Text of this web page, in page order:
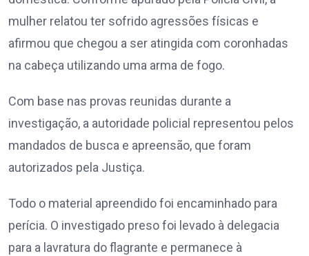
mulher relatou ter sofrido agressões físicas e
afirmou que chegou a ser atingida com coronhadas
na cabeça utilizando uma arma de fogo.
Com base nas provas reunidas durante a
investigação, a autoridade policial representou pelos
mandados de busca e apreensão, que foram
autorizados pela Justiça.
Todo o material apreendido foi encaminhado para
perícia. O investigado preso foi levado à delegacia
para a lavratura do flagrante e permanece à